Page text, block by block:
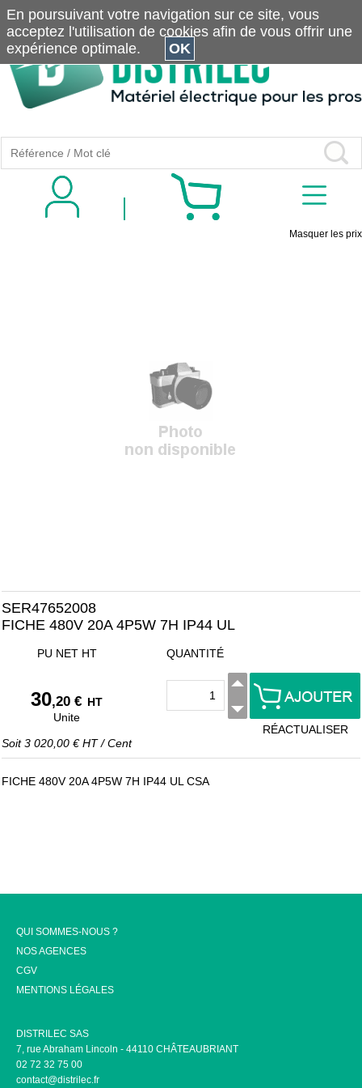
Masquer les prix
SER47652008
FICHE 480V 20A 4P5W 7H IP44 UL
PU NET HT
30,20 € HT
Unite
Soit3 020,00 € HT/Cent
QUANTITÉ
RÉACTUALISER
FICHE 480V 20A 4P5W 7H IP44 UL CSA
QUI SOMMES-NOUS ?
NOS AGENCES
CGV
MENTIONS LÉGALES
DISTRILEC SAS
7, rue Abraham Lincoln - 44110 CHÂTEAUBRIANT
02 72 32 75 00
contact@distrilec.fr
En poursuivant votre navigation sur ce site, vous
acceptez l'utilisation de cookies afin de vous offrir une
expérience optimale.
OK